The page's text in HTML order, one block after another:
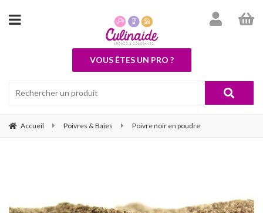
VOUS ÊTES UN PRO ?
Accueil Poivres & Baies Poivre noir en poudre